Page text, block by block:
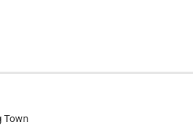
Town